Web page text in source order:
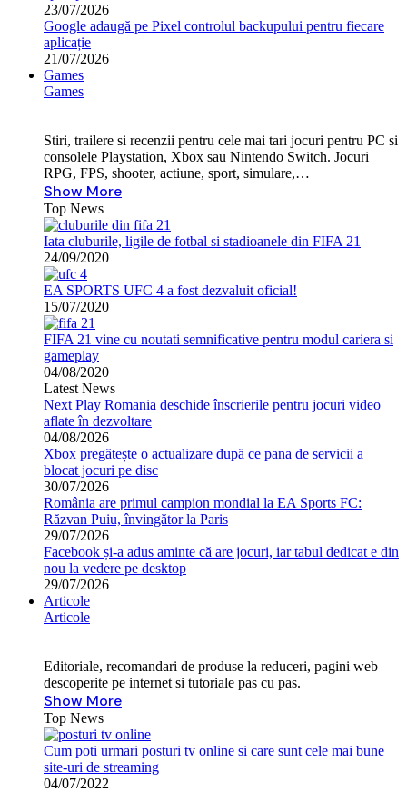
23/07/2026
Google adaugă pe Pixel controlul backupului pentru fiecare
aplicație
21/07/2026
Games
Games
Stiri, trailere si recenzii pentru cele mai tari jocuri pentru PC si
consolele Playstation, Xbox sau Nintendo Switch. Jocuri
RPG, FPS, shooter, actiune, sport, simulare,…
Show More
Top News
Iata cluburile, ligile de fotbal si stadioanele din FIFA 21
24/09/2020
EA SPORTS UFC 4 a fost dezvaluit oficial!
15/07/2020
FIFA 21 vine cu noutati semnificative pentru modul cariera si
gameplay
04/08/2020
Latest News
Next Play Romania deschide înscrierile pentru jocuri video
aflate în dezvoltare
04/08/2026
Xbox pregătește o actualizare după ce pana de servicii a
blocat jocuri pe disc
30/07/2026
România are primul campion mondial la EA Sports FC:
Răzvan Puiu, învingător la Paris
29/07/2026
Facebook și-a adus aminte că are jocuri, iar tabul dedicat e din
nou la vedere pe desktop
29/07/2026
Articole
Articole
Editoriale, recomandari de produse la reduceri, pagini web
descoperite pe internet si tutoriale pas cu pas.
Show More
Top News
Cum poti urmari posturi tv online si care sunt cele mai bune
site-uri de streaming
04/07/2022